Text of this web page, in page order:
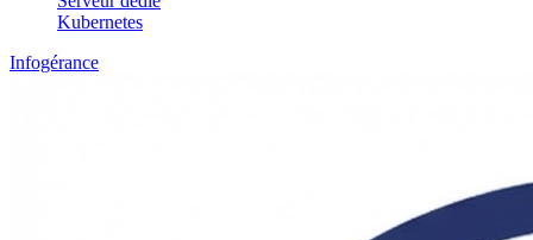
Kubernetes
Infogérance